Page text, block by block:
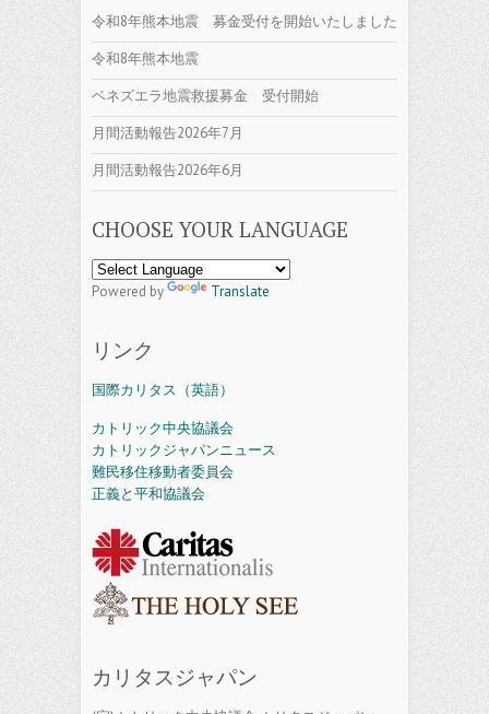
令和8年熊本地震 募金受付を開始いたしました
令和8年熊本地震
ベネズエラ地震救援募金 受付開始
月間活動報告2026年7月
月間活動報告2026年6月
CHOOSE YOUR LANGUAGE
Powered by Translate
リンク
国際カリタス（英語）
カトリック中央協議会
カトリックジャパンニュース
難民移住移動者委員会
正義と平和協議会
カリタスジャパン